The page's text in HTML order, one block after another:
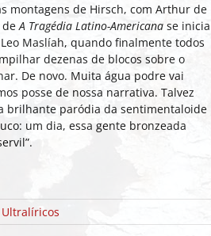
montagens de Hirsch, com Arthur de
de A Tragédia Latino-Americana se inicia
Maslíah, quando finalmente todos
dezenas de blocos sobre o
De novo. Muita água podre vai
posse de nossa narrativa. Talvez
brilhante paródia da sentimentaloide
um dia, essa gente bronzeada
Ultralíricos